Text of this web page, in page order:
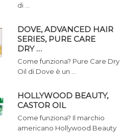
di …
DOVE, ADVANCED HAIR
SERIES, PURE CARE
DRY …
Come funziona? Pure Care Dry
Oil di Dove è un …
HOLLYWOOD BEAUTY,
CASTOR OIL
Come funziona? Il marchio
americano Hollywood Beauty